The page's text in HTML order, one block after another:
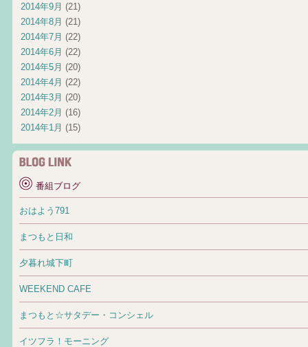
2014年9月 (21)
2014年8月 (21)
2014年7月 (22)
2014年6月 (22)
2014年5月 (20)
2014年4月 (22)
2014年3月 (20)
2014年2月 (16)
2014年1月 (15)
番組ブログ
おはよう791
まつもと日和
夕暮れ城下町
WEEKEND CAFE
まつもと☆サタデー・コンシェル
イツフラ！モーニング